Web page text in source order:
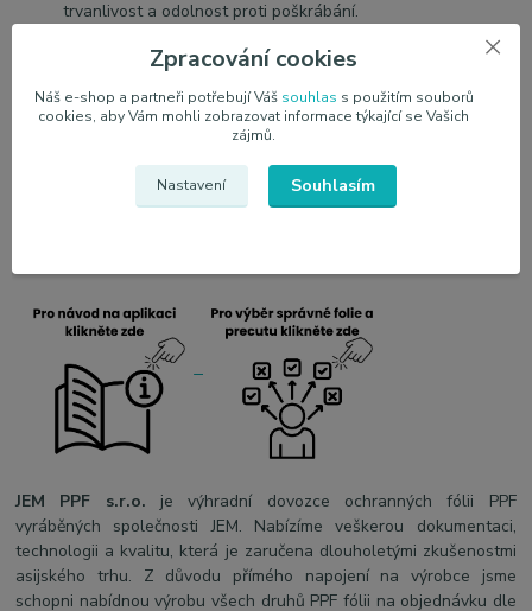
trvanlivost a odolnost proti poškrábání.
Samoregenerační fólie prodlužuje životnost a eliminuje
drobné škrábance.
Jednoduchá instalace pomocí "mokré" techniky.
Dostupné hotové formáty přizpůsobené různým modelům
Pozitivní názory od spokojených zákazníků.
Profesionální ochrana exteriéru vozidla za dostupnou cenu.
Možnost přizpůsobení fólie specifičnosti konkrétního
JEM PPF s.r.o. je výhradní dovozce ochranných fólii PPF
vyráběných společnosti JEM. Nabízíme veškerou dokumentaci,
technologii a kvalitu, která je zaručena dlouholetými zkušenostmi
asijského trhu. Z důvodu přímého napojení na výrobce jsme
schopni nabídnou výrobu všech druhů PPF fólii na objednávku dle
Zpracování cookies
Náš e-shop a partneři potřebují Váš souhlas s použitím souborů
cookies, aby Vám mohli zobrazovat informace týkající se Vašich
zájmů.
Nastavení Souhlasím